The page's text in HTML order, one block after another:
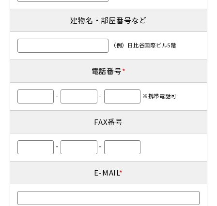
建物名・部屋番号など
（例）日比谷国際ビル5階
電話番号*
- - ※携帯電話可
FAX番号
- -
E-MAIL*